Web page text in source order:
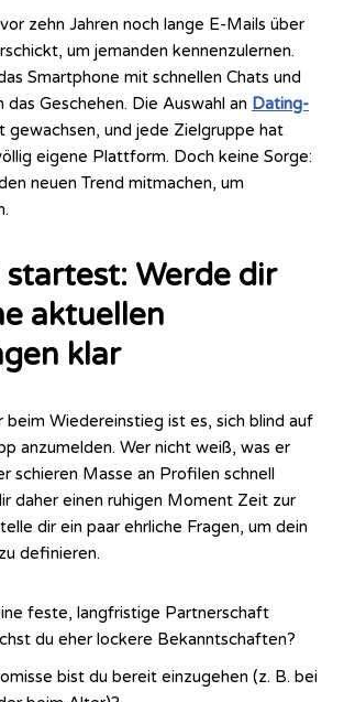
zehn Jahren noch lange E-Mails über
um jemanden kennenzulernen.
Smartphone mit schnellen Chats und
Geschehen. Die Auswahl an Dating-
gewachsen, und jede Zielgruppe hat
eigene Plattform. Doch keine Sorge:
neuen Trend mitmachen, um
startest: Werde dir
aktuellen
klar
beim Wiedereinstieg ist es, sich blind auf
anzumelden. Wer nicht weiß, was er
schieren Masse an Profilen schnell
daher einen ruhigen Moment Zeit zur
dir ein paar ehrliche Fragen, um dein
zu definieren.
feste, langfristige Partnerschaft
du eher lockere Bekanntschaften?
bist du bereit einzugehen (z. B. bei